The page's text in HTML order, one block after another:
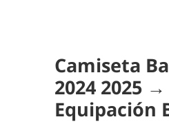
Camiseta
2024 2025 →
Equipación